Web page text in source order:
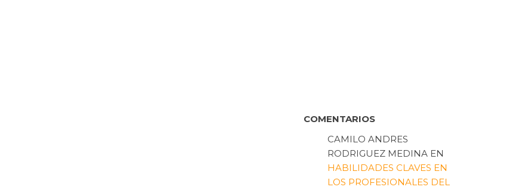
COMENTARIOS
CAMILO ANDRES
RODRIGUEZ MEDINAEN
HABILIDADES CLAVES EN
LOS PROFESIONALES DEL